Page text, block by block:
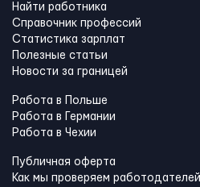
Найти работника
Справочник профессий
Статистика зарплат
Полезные статьи
Новости за границей
Работа в Польше
Работа в Германии
Работа в Чехии
Публичная оферта
Как мы проверяем работодателей